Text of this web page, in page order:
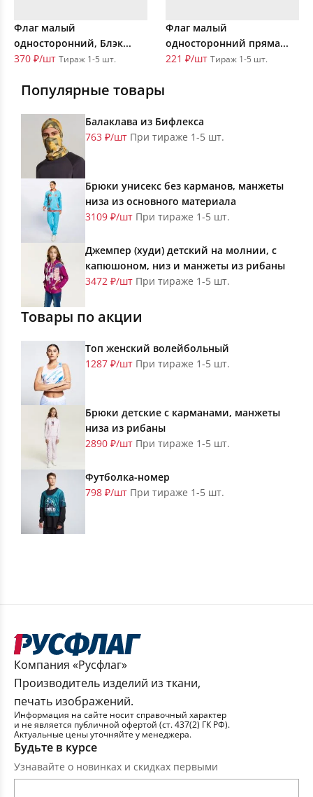
Флаг малый
односторонний, Блэк...
370 ₽/шт Тираж 1-5 шт.
Флаг малый
односторонний пряма...
221 ₽/шт Тираж 1-5 шт.
Популярные товары
Балаклава из Бифлекса
763 ₽/шт При тираже 1-5 шт.
Брюки унисекс без карманов, манжеты
низа из основного материала
3109 ₽/шт При тираже 1-5 шт.
Джемпер (худи) детский на молнии, с
капюшоном, низ и манжеты из рибаны
3472 ₽/шт При тираже 1-5 шт.
Товары по акции
Топ женский волейбольный
1287 ₽/шт При тираже 1-5 шт.
Брюки детские с карманами, манжеты
низа из рибаны
2890 ₽/шт При тираже 1-5 шт.
Футболка-номер
798 ₽/шт При тираже 1-5 шт.
Компания «Русфлаг»
Производитель изделий из ткани,
печать изображений.
Информация на сайте носит справочный характер
и не является публичной офертой (ст. 437(2) ГК РФ).
Актуальные цены уточняйте у менеджера.
Будьте в курсе
Узнавайте о новинках и скидках первыми